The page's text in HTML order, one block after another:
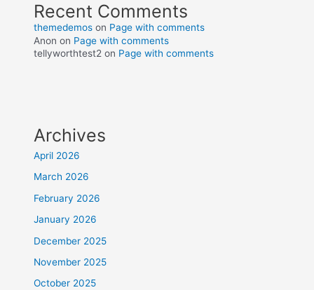
Recent Comments
themedemos on Page with comments
Anon on Page with comments
tellyworthtest2 on Page with comments
Archives
April 2026
March 2026
February 2026
January 2026
December 2025
November 2025
October 2025